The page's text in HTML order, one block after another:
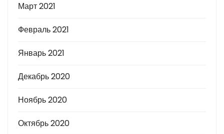
Март 2021
Февраль 2021
Январь 2021
Декабрь 2020
Ноябрь 2020
Октябрь 2020